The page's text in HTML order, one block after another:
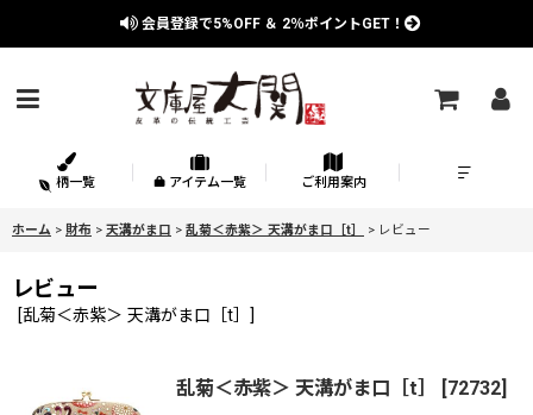
会員登録で5%OFF ＆ 2％ポイントGET！
柄一覧 アイテム一覧 ご利用案内
ホーム > 財布 > 天溝がま口 > 乱菊＜赤紫＞ 天溝がま口［t］ > レビュー
レビュー
[乱菊＜赤紫＞ 天溝がま口［t］ ]
乱菊＜赤紫＞ 天溝がま口［t］ [72732]